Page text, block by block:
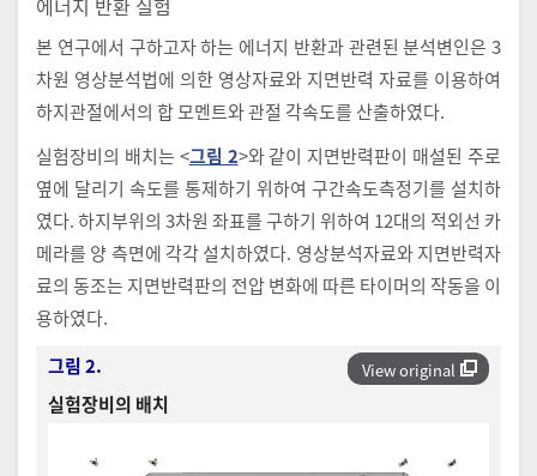
에너지 반환 실험
본 연구에서 구하고자 하는 에너지 반환과 관련된 분석변인은 3
차원 영상분석법에 의한 영상자료와 지면반력 자료를 이용하여
하지관절에서의 합 모멘트와 관절 각속도를 산출하였다.
실험장비의 배치는 <그림 2>와 같이 지면반력판이 매설된 주로
옆에 달리기 속도를 통제하기 위하여 구간속도측정기를 설치하
였다. 하지부위의 3차원 좌표를 구하기 위하여 12대의 적외선 카
메라를 양 측면에 각각 설치하였다. 영상분석자료와 지면반력자
료의 동조는 지면반력판의 전압 변화에 따른 타이머의 작동을 이
용하였다.
View original
그림 2.
실험장비의 배치